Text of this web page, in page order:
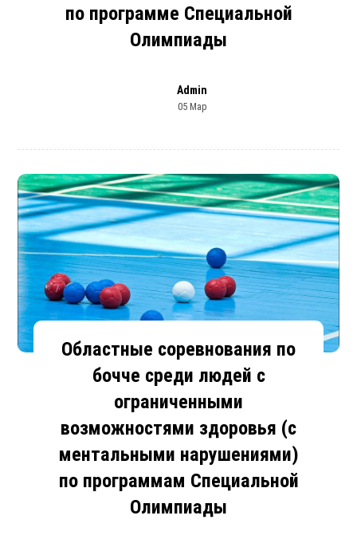
по программе Специальной
Олимпиады
Admin
05 Мар
Областные соревнования по
бочче среди людей с
ограниченными
возможностями здоровья (с
ментальными нарушениями)
по программам Специальной
Олимпиады